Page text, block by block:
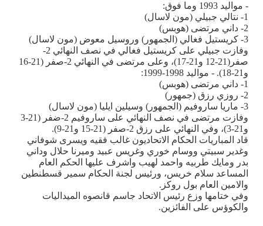
- مواليد 1993 وما فوق:
1- نتالي جبيلي (مون لاسال)
2- داني مرتضى (هوبس)
3- كريستيل فغالي (الجمهور) وروسيل معوض (مون لاسال)
وفازت جبيلي على كريستيل فغالي في نصف النهائي 2-
صفر(21-12 و21-17)، وعلى مرتضى في النهائي 2-صفر (21-16
و21-18). - مواليد 1998-1999:
1- داني مرتضى (هوبس)
2- روزي رزق (جمهور)
3- ماريا ساروفيم (الجمهور) وسيلين ايليا (مون لاسال)
وفازت مرتضى في نصف النهائي على ساروفيم 2-ضفر (21-3
و21-3)، وفي النهائي على رزق 2-صفر (21-15 و21-9).
قاد المباريات الحكام الاتحاديون غالب فقيه ويسرى شوفاني
وغدير سبيتي ووسام خوري وغريس عبيد وميرنا حلال وداني
بدر ومايك طربيه واحمد لهيب واشرف عليها الحكم العام
المساعد سلام خريس، ورئيس لجنة الحكام سمير قسطنطين
والامين العام بول روكز.
وفي ختامها وزع رئيس الاتحاد جاسم قانصوه الميداليات
والكوؤس على الفائزين.